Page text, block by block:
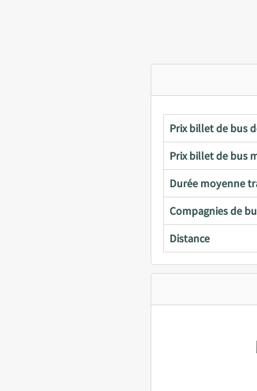
Prix billet de bus
Prix billet de bus
Durée moyenne
Compagnies de
Distance